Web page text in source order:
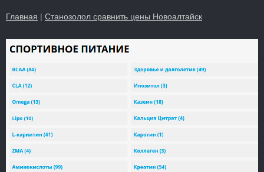
Главная | Станозолол сравнить цены Новоалтайск